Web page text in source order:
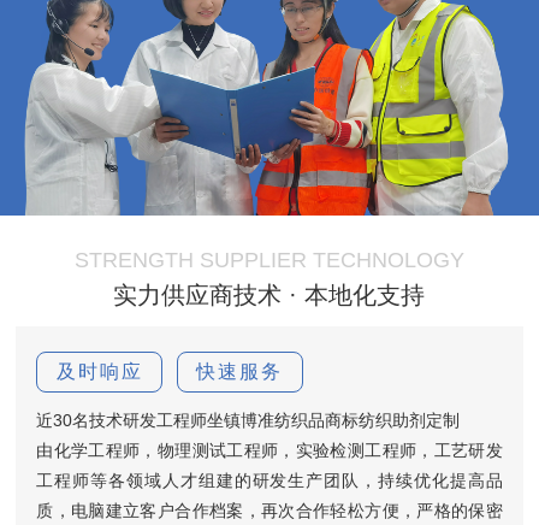
STRENGTH SUPPLIER TECHNOLOGY
实力供应商技术 · 本地化支持
及时响应 快速服务
近30名技术研发工程师坐镇博准纺织品商标纺织助剂定制
由化学工程师，物理测试工程师，实验检测工程师，工艺研发
工程师等各领域人才组建的研发生产团队，持续优化提高品
质，电脑建立客户合作档案，再次合作轻松方便，严格的保密